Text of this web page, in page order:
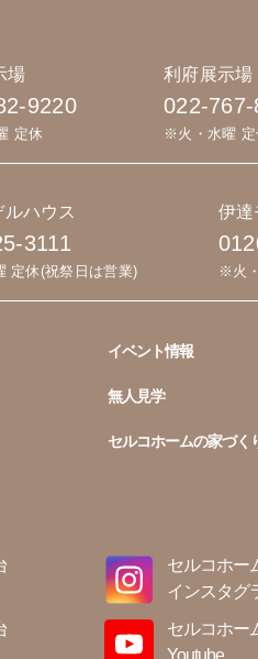
場
9220
定休
利府展示場
022-
※火・水曜 定
ハウス
3111
定休(祝祭日は営業)
伊達
※火
セルコホー
インスタグ
セルコホー
Youtube
イベント情報
無人見学
セルコホームの家づく